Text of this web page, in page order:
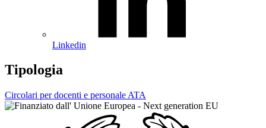
Linkedin
Tipologia
Circolari per docenti e personale ATA